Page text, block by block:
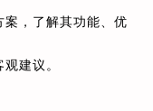
，了解其功能、优
建议。